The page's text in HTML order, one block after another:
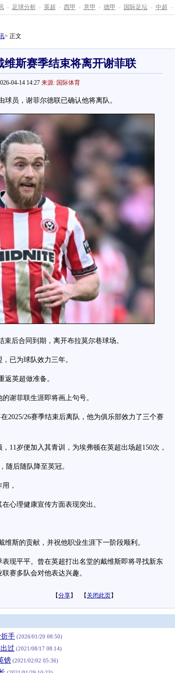
- 足球分析 - 英超 - 西甲 - 意甲 - 德甲 - 国际足坛 - 中超 -
> 正文
维斯赛季结束将离开谢菲联
04-14 14:27 来源: 国际体育
员，谢菲尔德联已确认他将离队。
后合同到期，离开布拉莫尔巷球场。
已为球队效力三年。
英超做准备。
菲联生涯即将画上句号。
26赛季结束后离队，他为俱乐部效力了三个赛
岁便加入其青训，为埃弗顿在英超出场超150次，
后随队降至英冠。
，
理健康宣传方面表现突出。
斯的贡献，并祝他职业生涯下一阶段顺利。
现平平。曾在英超打出名堂的戴维斯即将寻找新东
赛多队会对他表达兴趣。
【分享】 【 关闭此页】
手 (2026/01/20 08:50)
过 (2021/08/17 08:14)
镑 (2021/02/02 05:36)